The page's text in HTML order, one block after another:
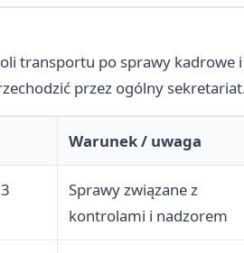
transportu po sprawy kadrowe i
przez ogólny
Warunek / uwaga
Sprawy związane z
kontrolami i nadzorem